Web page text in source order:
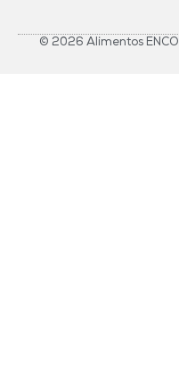
© 2026 Alimentos ENCO